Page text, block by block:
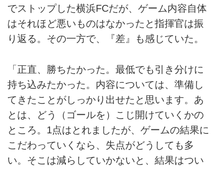
でストップした横浜FCだが、ゲーム内容自体
はそれほど悪いものはなかったと指揮官は振
り返る。その一方で、『差』も感じていた。
「正直、勝ちたかった。最低でも引き分けに
持ち込みたかった。内容については、準備し
てきたことがしっかり出せたと思います。あ
とは、どう（ゴールを）こじ開けていくかの
ところ。1点はとれましたが、ゲームの結果に
こだわっていくなら、失点がどうしても多
い。そこは減らしていかないと、結果はつい